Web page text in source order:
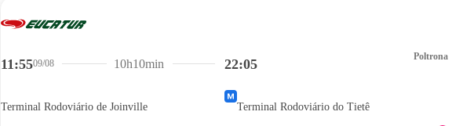
11:5509/08
Terminal Rodoviário de Joinville
22:05
Terminal Rodoviário do Tietê
10h10min
Poltrona